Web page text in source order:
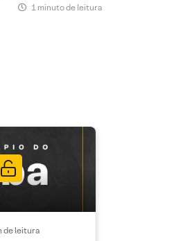
1 minuto de leitura
de leitura